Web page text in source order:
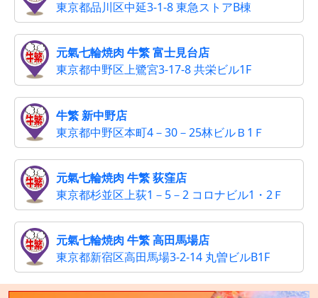
東京都品川区中延3-1-8 東急ストアB棟
元氣七輪焼肉 牛繁 富士見台店
東京都中野区上鷺宮3-17-8 共栄ビル1F
牛繁 新中野店
東京都中野区本町4－30－25林ビルＢ1Ｆ
元氣七輪焼肉 牛繁 荻窪店
東京都杉並区上荻1－5－2 コロナビル1・2Ｆ
元氣七輪焼肉 牛繁 高田馬場店
東京都新宿区高田馬場3-2-14 丸曽ビルB1F